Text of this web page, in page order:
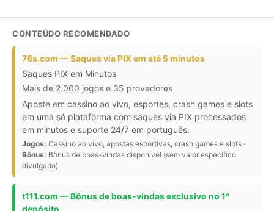
CONTEÚDO RECOMENDADO
76s.com — Saques via PIX em até 5 minutos
Saques PIX em Minutos
Mais de 2.000 jogos e 35 provedores
Aposte em cassino ao vivo, esportes, crash games e slots
em uma só plataforma com saques via PIX processados
em minutos e suporte 24/7 em português.
Jogos: Cassino ao vivo, apostas esportivas, crash games e slots ·
Bônus: Bônus de boas-vindas disponível (sem valor específico
divulgado)
t111.com — Bônus de boas-vindas exclusivo no 1º
depósito